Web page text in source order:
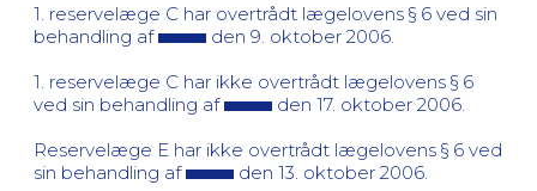
1. reservelæge C har overtrådt lægelovens § 6 ved sin
behandling af
den 9. oktober 2006.
1. reservelæge C har ikke overtrådt lægelovens § 6
ved sin behandling af
den 17. oktober 2006.
Reservelæge E har ikke overtrådt lægelovens § 6 ved
sin behandling af
den 13. oktober 2006.